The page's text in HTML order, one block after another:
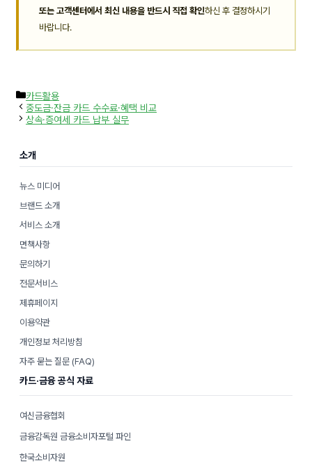
또는 고객센터에서 최신 내용을 반드시 직접 확인하신 후 결정하시기
바랍니다.
카
테
고
리
카드활용
중도금·잔금 카드 수수료·혜택 비교
상속·증여세 카드 납부 실무
소개
뉴스 미디어
브랜드 소개
서비스 소개
면책사항
문의하기
전문서비스
제휴페이지
이용약관
개인정보 처리방침
자주 묻는 질문 (FAQ)
카드·금융 공식 자료
여신금융협회
금융감독원 금융소비자포털 파인
한국소비자원